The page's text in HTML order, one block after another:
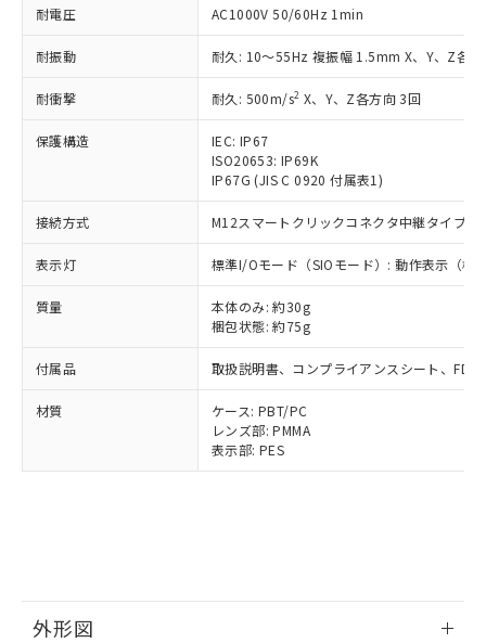
耐電圧 AC1000V 50/60Hz 1min
耐振動 耐久: 10～55Hz 複振幅 1.5mm X、Y、Z各
耐衝撃 耐久: 500m/s2 X、Y、Z各方向 3回
保護構造
IEC: IP67
ISO20653: IP69K
IP67G (JIS C 0920 付属表1)
接続方式 M12スマートクリックコネクタ中継タイプ (
表示灯 標準I/Oモード（SIOモード）: 動作表示（
質量
本体のみ: 約30g
梱包状態: 約75g
付属品 取扱説明書、コンプライアンスシート、FDA
材質
ケース: PBT/PC
レンズ部: PMMA
表示部: PES
外形図
在庫状況および標準価格照会結果は、
記載している更新日時点での社内デー
タに基づき作成されるものであり、閲
覧された時点での実際の在庫および標
準価格とは異なる場合があることをご
了承ください。
正式な納期状況および標準価格はお客
様のお取引先、またはお客様担当のオ
ムロン制御機器販売店・当社販売員に
ご相談ください。
オムロン制御機器販売店や当社販売拠
販売ネットワーク
」をご確認
ください。
在庫状況および標準価格結果を当社の
事前の承諾なく第三者に漏洩または開
示しないようお願いします。
マイパーツ機能（部品リスト作成サー
ビス）をご利用いただくには、I-Web
メンバーズにご登録されている必要が
お客様が当ウェブサイト上で当社にご
むを得ず変更することがあります。
*EU RoHS指令（10物質）：
鉛(Pb) 1000ppm以下、 水銀(Hg) 1000ppm以下、 カド
六価クロム(Cr(Ⅵ)) 1000ppm以下、ポリ臭化ビフェニル
類(PBB) 1000ppm以下、ポリ臭化ジフェニルエーテル類
(PBDE) 1000ppm以下、フタル酸ビス(2-エチルヘキシ
ル) (DEHP)(別名：DOP) 1000ppm以下、フタル酸ブチ
ルベンジル（BBP） 1000ppm以下、フタル酸ジブチル
（DBP） 1000ppm以下、フタル酸ジイソブチル
(DIBP) 1000ppm以下
但し、RoHS指令で産業用監視および制御機器に対する
適用除外項目は除く。
フタル酸エステル類の４物質については閾値を超える意
図的な使用がないことを確認しています。
※2 対応予定月
部品在庫の切り替え状況などにより、予定
月が前後することがあります。
EU RoHS指令（10物質）の非含有証明書
51物質の非含有証明書（当社基準）
い合わせください。
Pb(鉛) :1000ppm、 Hg(水銀) : 1000ppm、 Cd(カドミウ
Cr(Ⅵ)(六価クロム) : 1000ppm、 PBBs(ポリ臭化ビフェ
ニル類) : 1000ppm、 PBDEs(ポリ臭化ジフェニルエーテ
ル類) : 1000ppm、
DBP(フタル酸ジブチル) : 1000ppm、 DIBP(フタル酸ジ
イソブチル) : 1000ppm、 BBP(フタル酸ブチルベンジ
DEHP(フタル酸ビス(2-エチルヘキシル)) : 1000ppm
※2 環境保護使用期限
「ｅ」：有害物質（10物質）のすべてが基
準値以下であることを示します。
「10」：通常の使用状況下において有害物
質が外部に漏えいし、環境に深刻な影響を
及ぼさない年数を意味します。
「－」：未確認です。当社販売部門へお問
い合わせください。
為替および外国貿易法に定める商品
（以下｢規制貨物等」という）を輸出
または国外への提供する場合は、日本
国政府の輸出許可(または役務取引許
可)を取得するなどの必要な手続きを
とります。
当社は規制貨物を破棄する場合は、完
全に破砕するなど、違法に輸出されな
いよう必要な手段を講じます。
当社は貴社製品を、核兵器、ミサイ
ル、化学兵器、生物兵器またはその他
武器並びにこれらの製造装置等に一切
使用いたしません。
当社は、貴社製品を第三者に販売する
場合は、上記1、2および3の内容を当
該第三者に通知します。また当社は、
販売先および販売に係わる関係者が違
り引きをいたしません。
一定数以上の在庫あり
一定数には満たないが在庫あり
在庫なし(最新の在庫状況につ
いては、お客様のお取引先、ま
たはお客様担当のオムロン制御
機器販売店・当社販売員にご確
認ください)
受注生産機種、また在庫状況の
情報を公開していない機種